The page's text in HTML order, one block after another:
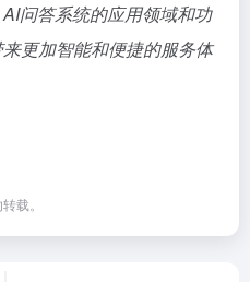
问答系统的应用领域和功
更加智能和便捷的服务体
载。